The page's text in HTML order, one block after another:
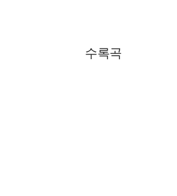
수록곡